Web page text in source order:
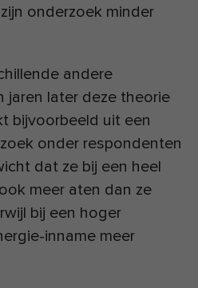
onderzoek minder
andere
jaren later deze theorie
bijvoorbeeld uit een
onder respondenten
dat ze bij een heel
meer aten dan ze
bij een hoger
inname meer